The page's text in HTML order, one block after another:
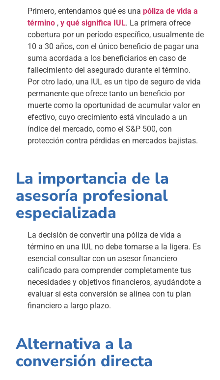
Primero, entendamos qué es unapóliza de vida a
término ,y qué significa IUL. La primera ofrece
cobertura por un período específico, usualmente de
10 a 30 años, con el único beneficio de pagar una
suma acordada a los beneficiarios en caso de
fallecimiento del asegurado durante el término.
Por otro lado, una IUL es un tipo de seguro de vida
permanente que ofrece tanto un beneficio por
muerte como la oportunidad de acumular valor en
efectivo, cuyo crecimiento está vinculado a un
índice del mercado, como el S&P 500, con
protección contra pérdidas en mercados bajistas.
La importancia de la
asesoría profesional
especializada
La decisión de convertir una póliza de vida a
término en una IUL no debe tomarse a la ligera. Es
esencial consultar con un asesor financiero
calificado para comprender completamente tus
necesidades y objetivos financieros, ayudándote a
evaluar si esta conversión se alinea con tu plan
financiero a largo plazo.
Alternativa a la
conversión directa